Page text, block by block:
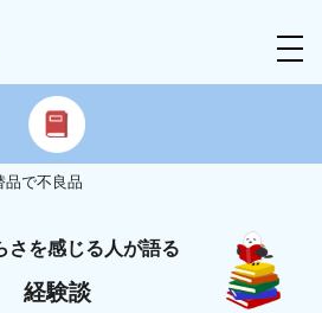
品で不良品
さを感じる人が語る
経験談